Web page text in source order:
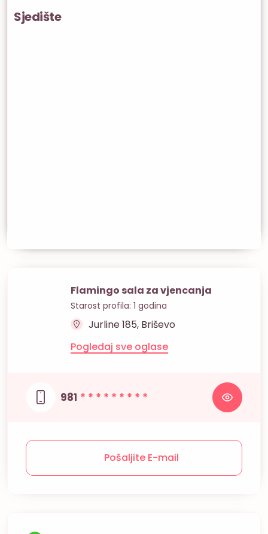
Sjedište
Flamingo sala za vjencanja
Starost profila: 1 godina
Jurline 185, Briševo
Pogledaj sve oglase
981 * * * * * * * * *
Pošaljite E-mail